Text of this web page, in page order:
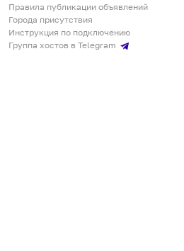
Правила публикации объявлений
Города присутствия
Инструкция по подключению
Группа хостов в Telegram